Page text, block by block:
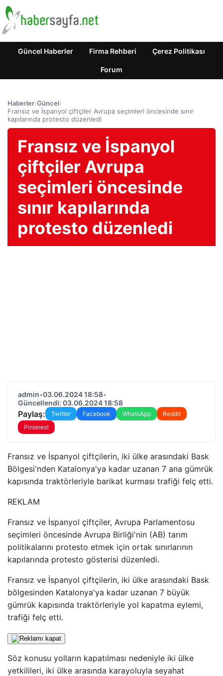
Güncel Haberler Firma Rehberi Çerez Politikası
Forum
Haberler›Güncel›
Fransız ve İspanyol çiftçiler Avrupa seçimleri öncesinde sınır
kapılarında protesto düzenledi
Fransız ve İspanyol
çiftçiler Avrupa
seçimleri öncesinde
sınır kapılarında
protesto düzenledi
admin•03.06.2024 18:58•
Güncellendi: 03.06.2024 18:58
Paylaş: Twitter Facebook WhatsApp
Reddit
Pinterest
Fransız ve İspanyol çiftçilerin, iki ülke arasındaki Bask
Bölgesi'nden Katalonya'ya kadar uzanan 7 ana gümrük
kapısında traktörleriyle barikat kurması trafiği felç etti.
REKLAM
Fransız ve İspanyol çiftçiler, Avrupa Parlamentosu
seçimleri öncesinde Avrupa Birliği'nin (AB) tarım
politikalarını protesto etmek için ortak sınırlarının
kapılarında protesto gösterisi düzenledi.
Fransız ve İspanyol çiftçilerin, iki ülke arasındaki Bask
bölgesinden Katalonya'ya kadar uzanan 7 büyük
gümrük kapısında traktörleriyle yol kapatma eylemi,
trafiği felç etti.
Söz konusu yolların kapatılması nedeniyle iki ülke
yetkilileri, iki ülke arasında karayoluyla seyahat